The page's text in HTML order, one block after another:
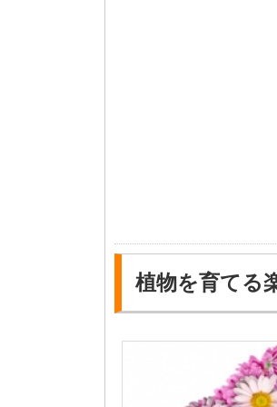
植物を育てる